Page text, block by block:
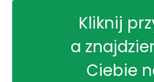
Kliknij
a
Ciebie